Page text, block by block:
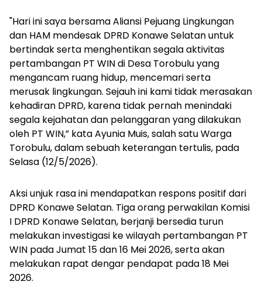
"Hari ini saya bersama Aliansi Pejuang Lingkungan
dan HAM mendesak DPRD Konawe Selatan untuk
bertindak serta menghentikan segala aktivitas
pertambangan PT WIN di Desa Torobulu yang
mengancam ruang hidup, mencemari serta
merusak lingkungan. Sejauh ini kami tidak merasakan
kehadiran DPRD, karena tidak pernah menindaki
segala kejahatan dan pelanggaran yang dilakukan
oleh PT WIN,” kata Ayunia Muis, salah satu Warga
Torobulu, dalam sebuah keterangan tertulis, pada
Selasa (12/5/2026).
Aksi unjuk rasa ini mendapatkan respons positif dari
DPRD Konawe Selatan. Tiga orang perwakilan Komisi
I DPRD Konawe Selatan, berjanji bersedia turun
melakukan investigasi ke wilayah pertambangan PT
WIN pada Jumat 15 dan 16 Mei 2026, serta akan
melakukan rapat dengar pendapat pada 18 Mei
2026.